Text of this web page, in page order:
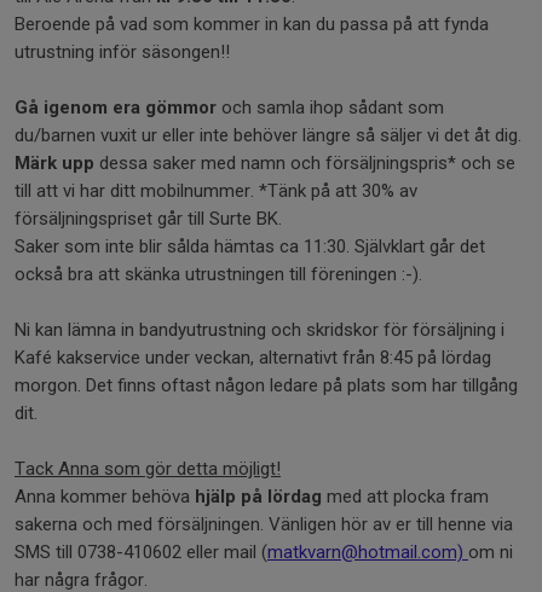
Beroende på vad som kommer in kan du passa på att fynda
utrustning inför säsongen!!
Gå igenom era gömmor och samla ihop sådant som
du/barnen vuxit ur eller inte behöver längre så säljer vi det åt dig.
Märk upp dessa saker med namn och försäljningspris* och se
till att vi har ditt mobilnummer. *Tänk på att 30% av
försäljningspriset går till Surte BK.
Saker som inte blir sålda hämtas ca 11:30. Självklart går det
också bra att skänka utrustningen till föreningen :-).
Ni kan lämna in bandyutrustning och skridskor för försäljning i
Kafé kakservice under veckan, alternativt från 8:45 på lördag
morgon. Det finns oftast någon ledare på plats som har tillgång
dit.
Tack Anna som gör detta möjligt!
Anna kommer behöva hjälp på lördag med att plocka fram
sakerna och med försäljningen. Vänligen hör av er till henne via
SMS till 0738-410602 eller mail (matkvarn@hotmail.com) om ni
har några frågor.